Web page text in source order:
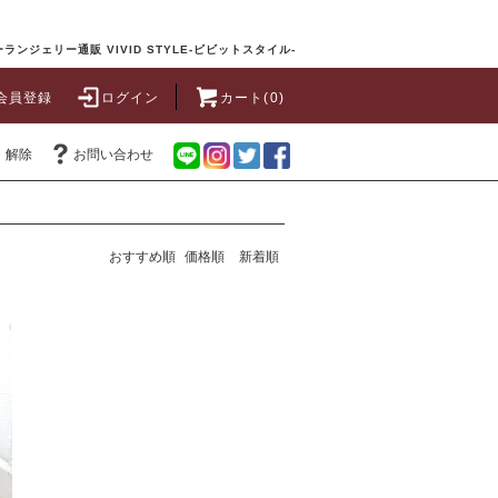
ランジェリー通販 VIVID STYLE-ビビットスタイル-
員登録 ログイン カート(0)
解除 お問い合わせ
おすすめ順 価格順 新着順